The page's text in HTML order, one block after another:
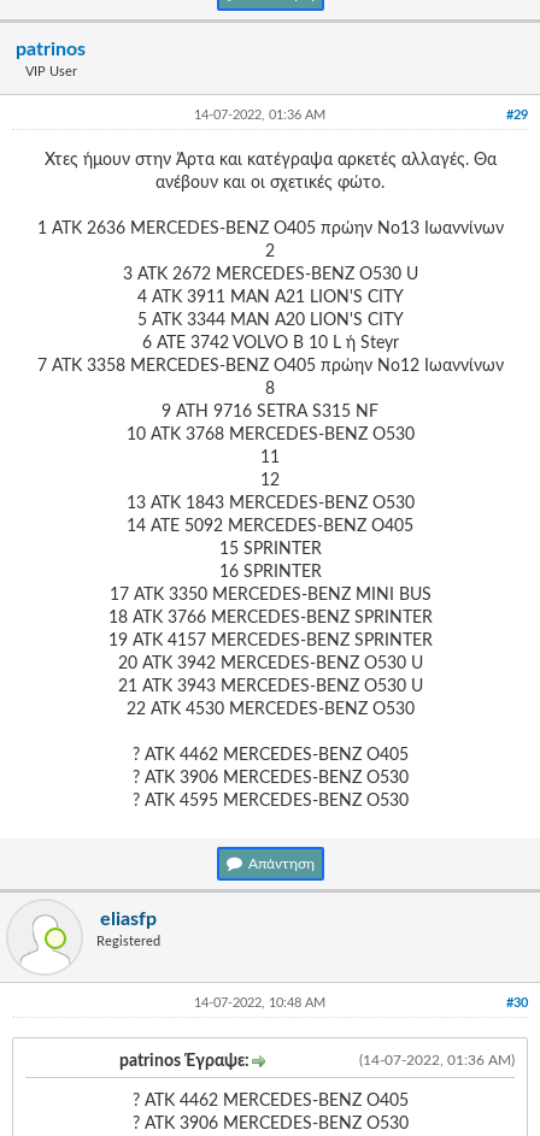
patrinos
VIP User
#29
14-07-2022, 01:36 AM
Χτες ήμουν στην Άρτα και κατέγραψα αρκετές αλλαγές. Θα
ανέβουν και οι σχετικές φώτο.
1 ATΚ 2636 MERCEDES-BENZ O405 πρώην Νο13 Ιωαννίνων
2
3 ΑΤΚ 2672 MERCEDES-BENZ O530 U
4 ATΚ 3911 MAN A21 LION'S CITY
5 ATΚ 3344 MAN A20 LION'S CITY
6 ATE 3742 VOLVO B 10 L ή Steyr
7 ATΚ 3358 MERCEDES-BENZ O405 πρώην Νο12 Ιωαννίνων
8
9 ΑΤΗ 9716 SETRA S315 NF
10 ATΚ 3768 MERCEDES-BENZ O530
11
12
13 ΑΤΚ 1843 MERCEDES-BENZ O530
14 ATE 5092 MERCEDES-BENZ O405
15 SPRINTER
16 SPRINTER
17 ΑΤΚ 3350 MERCEDES-BENZ MINI BUS
18 ΑΤΚ 3766 MERCEDES-BENZ SPRINTER
19 ΑΤΚ 4157 MERCEDES-BENZ SPRINTER
20 ΑΤΚ 3942 MERCEDES-BENZ O530 U
21 ΑΤΚ 3943 MERCEDES-BENZ O530 U
22 ΑΤΚ 4530 MERCEDES-BENZ O530
? ΑΤΚ 4462 MERCEDES-BENZ O405
? ΑΤΚ 3906 MERCEDES-BENZ O530
? ΑΤΚ 4595 MERCEDES-BENZ O530
Απάντηση
eliasfp
Registered
#30
14-07-2022, 10:48 AM
(14-07-2022, 01:36 AM)
patrinos Έγραψε:
? ΑΤΚ 4462 MERCEDES-BENZ O405
? ΑΤΚ 3906 MERCEDES-BENZ O530